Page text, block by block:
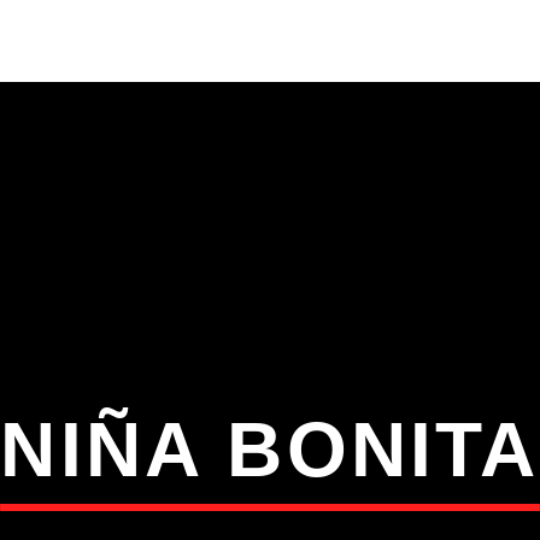
NIÑA BONITA